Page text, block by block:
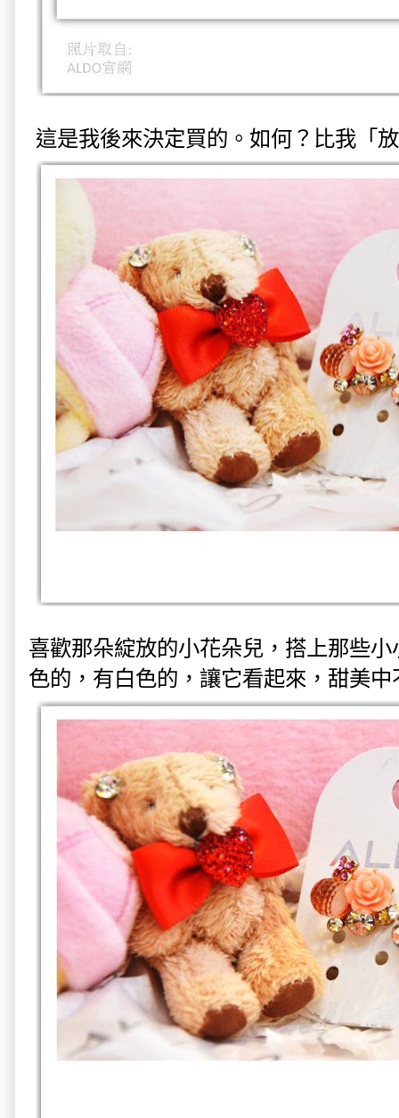
這是我後來決定買的。如何？比我「
喜歡那朵綻放的小花朵兒，搭上那些
色的，有白色的，讓它看起來，甜美